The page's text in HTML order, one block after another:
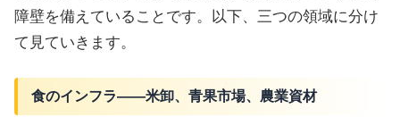
障壁を備えていることです。以下、三つの領域に分け
て見ていきます。
食のインフラ——米卸、青果市場、農業資材